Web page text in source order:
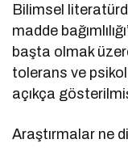
Bilimsel
madde
başta olmak
tolerans ve
açıkça
Araştırmalar ne